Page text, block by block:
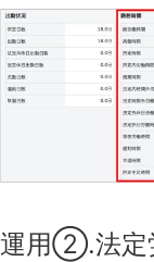
運用②.法定